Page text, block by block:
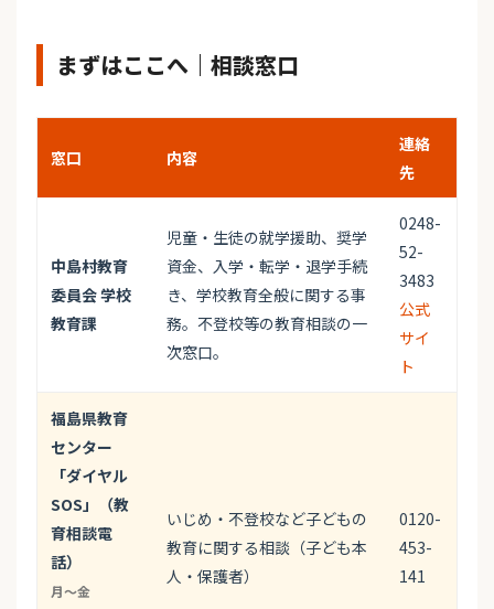
まずはここへ｜相談窓口
窓口 内容
連絡
先
中島村教育
委員会 学校
教育課
児童・生徒の就学援助、奨学
資金、入学・転学・退学手続
き、学校教育全般に関する事
務。不登校等の教育相談の一
次窓口。
0248-
52-
3483
公式
サイ
ト
福島県教育
センター
「ダイヤル
SOS」（教
育相談電
話）
月〜金
いじめ・不登校など子どもの
教育に関する相談（子ども本
人・保護者）
0120-
453-
141